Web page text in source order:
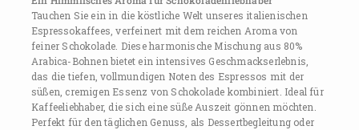
Tauchen Sie ein in die köstliche Welt unseres italienischen
Espressokaffees, verfeinert mit dem reichen Aroma von
feiner Schokolade. Diese harmonische Mischung aus 80%
Arabica-Bohnen bietet ein intensives Geschmackserlebnis,
das die tiefen, vollmundigen Noten des Espressos mit der
süßen, cremigen Essenz von Schokolade kombiniert. Ideal für
Kaffeeliebhaber, die sich eine süße Auszeit gönnen möchten.
Perfekt für den täglichen Genuss, als Dessertbegleitung oder